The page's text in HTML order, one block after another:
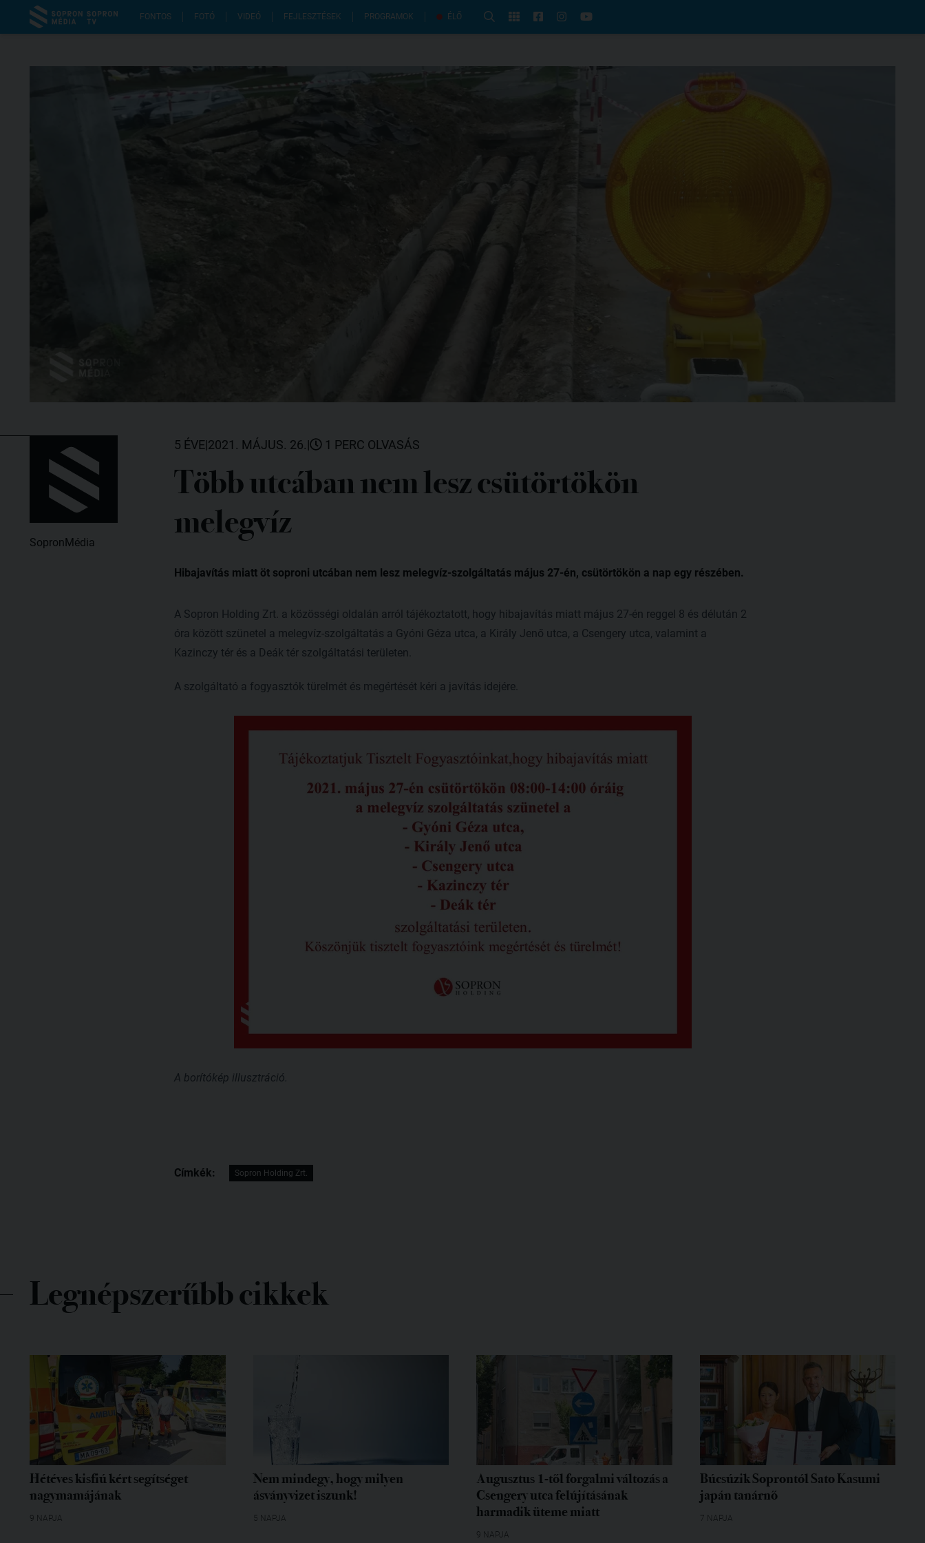
FONTOS FOTÓ VIDEÓ FEJLESZTÉSEK PROGRAMOK ÉLŐ
SopronMédia
5 ÉVE|2021. MÁJUS. 26.| 1 PERC OLVASÁS
Több utcában nem lesz csütörtökön
melegvíz
Hibajavítás miatt öt soproni utcában nem lesz melegvíz-szolgáltatás május 27-én, csütörtökön a nap egy részében.
A Sopron Holding Zrt. a közösségi oldalán arról tájékoztatott, hogy hibajavítás miatt május 27-én reggel 8 és délután 2
óra között szünetel a melegvíz-szolgáltatás a Gyóni Géza utca, a Király Jenő utca, a Csengery utca, valamint a
Kazinczy tér és a Deák tér szolgáltatási területen.
A szolgáltató a fogyasztók türelmét és megértését kéri a javítás idejére.
A borítókép illusztráció.
Címkék: Sopron Holding Zrt.
Legnépszerűbb cikkek
Hétéves kisfiú kért segítséget
nagymamájának
9 NAPJA
Nem mindegy, hogy milyen
ásványvizet iszunk!
5 NAPJA
Augusztus 1-től forgalmi változás a
Csengery utca felújításának
harmadik üteme miatt
9 NAPJA
Búcsúzik Soprontól Sato Kasumi
japán tanárnő
7 NAPJA